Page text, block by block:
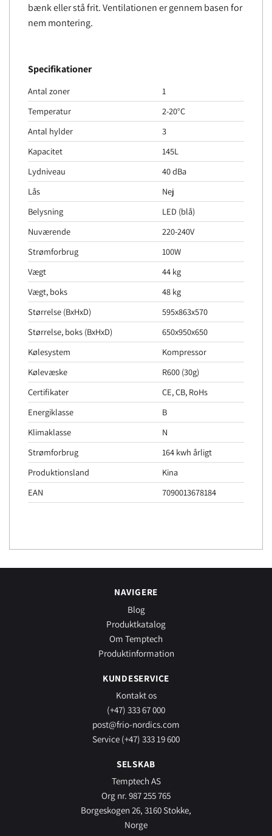
bænk eller stå frit. Ventilationen er gennem basen for
nem montering.
Specifikationer
Antal zoner
1
Temperatur
2-20°C
Antal hylder
3
Kapacitet
145L
Lydniveau
40 dBa
Lås
Nej
Belysning
LED (blå)
Nuværende
220-240V
Strømforbrug
100W
Vægt
44 kg
Vægt, boks
48 kg
Størrelse (BxHxD)
595x863x570
Størrelse, boks (BxHxD)
650x950x650
Kølesystem
Kompressor
Kølevæske
R600 (30g)
Certifikater
CE, CB, RoHs
Energiklasse
B
Klimaklasse
N
Strømforbrug
164 kwh årligt
Produktionsland
Kina
EAN
7090013678184
NAVIGERE
Blog
Produktkatalog
Om Temptech
Produktinformation
KUNDESERVICE
Kontakt os
(+47) 333 67 000
post@frio-nordics.com
Service (+47) 333 19 600
SELSKAB
Temptech AS
Org nr. 987 255 765
Borgeskogen 26, 3160 Stokke,
Norge